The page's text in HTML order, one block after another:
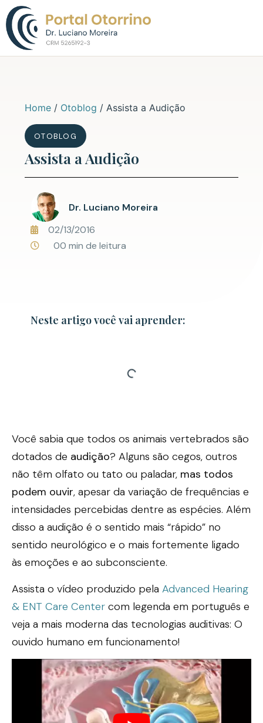
Home / Otoblog / Assista a Audição
OTOBLOG
Assista a Audição
Dr. Luciano Moreira
02/13/2016
00 min de leitura
Neste artigo você vai aprender:
Você sabia que todos os animais vertebrados são
dotados de audição? Alguns são cegos, outros
não têm olfato ou tato ou paladar, mas todos
podem ouvir, apesar da variação de frequências e
intensidades percebidas dentre as espécies. Além
disso a audição é o sentido mais “rápido” no
sentido neurológico e o mais fortemente ligado
às emoções e ao subconsciente.
Assista o vídeo produzido pela Advanced Hearing
& ENT Care Center com legenda em português e
veja a mais moderna das tecnologias auditivas: O
ouvido humano em funcionamento!